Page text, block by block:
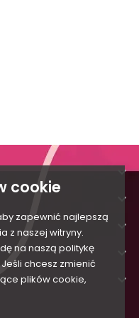
cookie
zapewnić najlepszą
z naszej witryny.
na naszą politykę
chcesz zmienić
plików cookie,




